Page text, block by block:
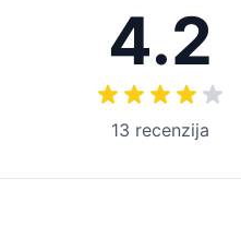
4.2
13 recenzija